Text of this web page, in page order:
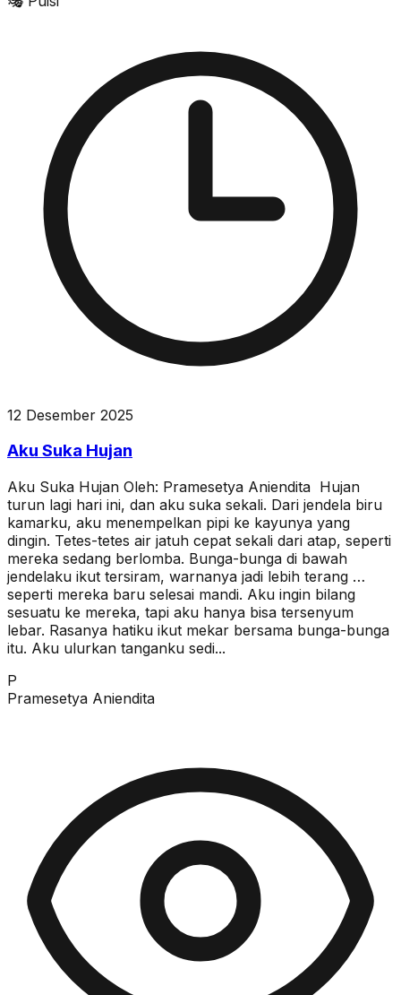
12 Desember 2025
Aku Suka Hujan
Aku Suka Hujan Oleh: Pramesetya Aniendita Hujan
turun lagi hari ini, dan aku suka sekali. Dari jendela biru
kamarku, aku menempelkan pipi ke kayunya yang
dingin. Tetes-tetes air jatuh cepat sekali dari atap, seperti
mereka sedang berlomba. Bunga-bunga di bawah
jendelaku ikut tersiram, warnanya jadi lebih terang …
seperti mereka baru selesai mandi. Aku ingin bilang
sesuatu ke mereka, tapi aku hanya bisa tersenyum
lebar. Rasanya hatiku ikut mekar bersama bunga-bunga
itu. Aku ulurkan tanganku sedi...
P
Pramesetya Aniendita